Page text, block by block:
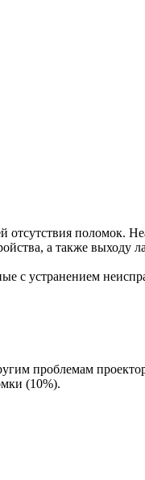
поломок.
а также выходу
с устранением
проблемам
(10%).